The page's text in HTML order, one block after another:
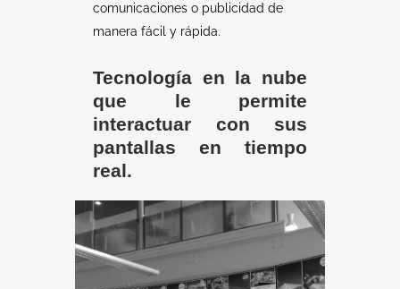
comunicaciones o publicidad de
manera fácil y rápida.
Tecnología en la nube
que le permite
interactuar con sus
pantallas en tiempo
real.